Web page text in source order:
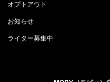
オプトアウト
お知らせ
ライター募集中